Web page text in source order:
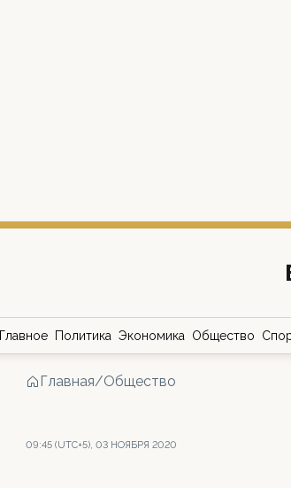
Главное Политика Экономика Общество
Главная/Общество
09:45 (UTC+5), 03 НОЯБРЯ 2020